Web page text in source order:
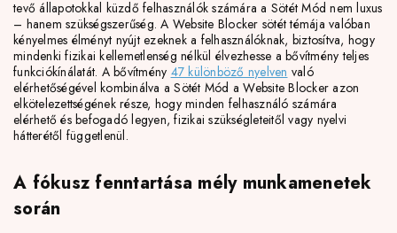
tevő állapotokkal küzdő felhasználók számára a Sötét Mód nem luxus
– hanem szükségszerűség. A Website Blocker sötét témája valóban
kényelmes élményt nyújt ezeknek a felhasználóknak, biztosítva, hogy
mindenki fizikai kellemetlenség nélkül élvezhesse a bővítmény teljes
funkciókínálatát. A bővítmény 47 különböző nyelven való
elérhetőségével kombinálva a Sötét Mód a Website Blocker azon
elkötelezettségének része, hogy minden felhasználó számára
elérhető és befogadó legyen, fizikai szükségleteitől vagy nyelvi
hátterétől függetlenül.
A fókusz fenntartása mély munkamenetek
során